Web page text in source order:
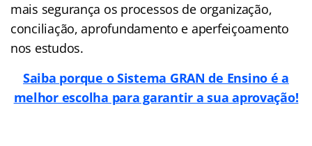
mais segurança os processos de organização,
conciliação, aprofundamento e aperfeiçoamento
nos estudos.
Saiba porque o Sistema GRAN de Ensino é a
melhor escolha para garantir a sua aprovação!